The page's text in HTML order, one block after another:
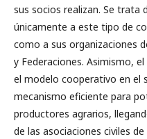
sus socios realizan. Se trata
únicamente a este tipo de
como a sus organizaciones
y Federaciones. Asimismo,
el modelo cooperativo en el
mecanismo eficiente para
productores agrarios,
de las asociaciones civiles